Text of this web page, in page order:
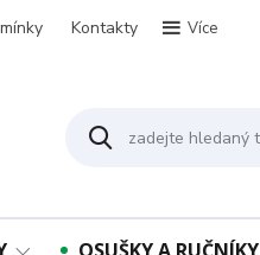
Kontakty Více